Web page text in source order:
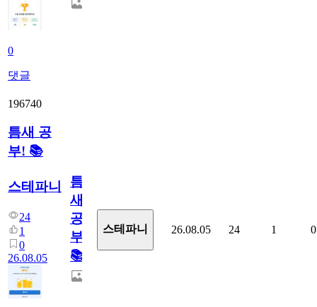
0
댓글
196740
틈새 공
부! 📚
스테파니
24
1
0
26.08.05
틈
새
공
부!
📚
스테파니 26.08.05 24 1 0